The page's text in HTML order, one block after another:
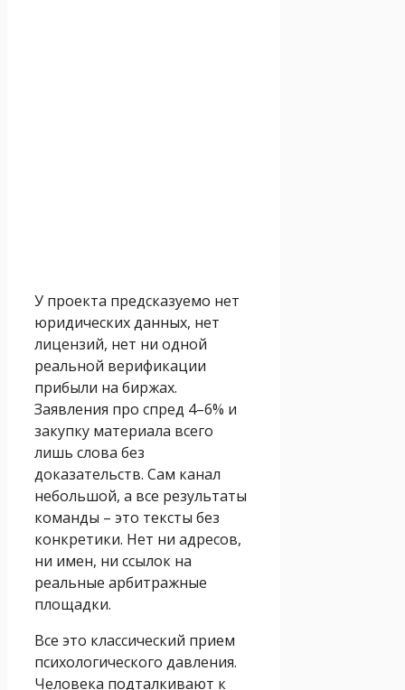
У проекта предсказуемо нет
юридических данных, нет
лицензий, нет ни одной
реальной верификации
прибыли на биржах.
Заявления про спред 4–6% и
закупку материала всего
лишь слова без
доказательств. Сам канал
небольшой, а все результаты
команды – это тексты без
конкретики. Нет ни адресов,
ни имен, ни ссылок на
реальные арбитражные
площадки.
Все это классический прием
психологического давления.
Человека подталкивают к